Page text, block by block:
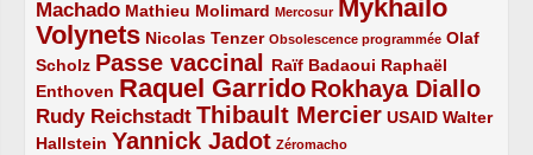
Machado
3/5 Mathieu Molimard
2/5 Mercosur
1/5
Mykhailo
Volynets
5/5 Nicolas Tenzer
2/5 Obsolescence programmée
1/5
Olaf
Scholz
2/5 Passe vaccinal
4/5 Raïf Badaoui
2/5
Raphaël
Enthoven
2/5 Raquel Garrido
5/5 Rokhaya Diallo
4/5
Rudy Reichstadt
3/5 Thibault Mercier
4/5 USAID
2/5
Walter
Hallstein
2/5 Yannick Jadot
4/5 Zéromacho
1/5